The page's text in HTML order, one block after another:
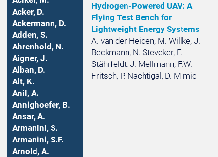
Acker, D.
Ackermann, D.
Adden, S.
Ahrenhold, N.
Aigner, J.
Alban, D.
Alt, K.
Anil, A.
Annighoefer, B.
Ansar, A.
Armanini, S.
Armanini, S.F.
Arnold, A.
Hydrogen-Powered UAV: A
Flying Test Bench for
Lightweight Energy Systems
A. van der Heiden, M. Willke, J.
Beckmann, N. Steveker, F.
Stährfeldt, J. Mellmann, F.W.
Fritsch, P. Nachtigal, D. Mimic